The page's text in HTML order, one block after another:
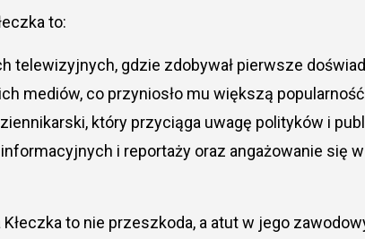
to:
telewizyjnych, gdzie zdobywał pierwsze
mediów, co przyniosło mu większą
który przyciąga uwagę polityków i
i reportaży oraz angażowanie się w
Kłeczka to nie przeszkoda, a atut w jego